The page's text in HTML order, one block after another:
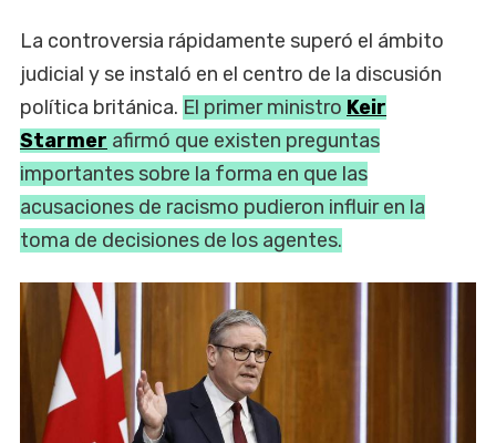
La controversia rápidamente superó el ámbito
judicial y se instaló en el centro de la discusión
política británica. El primer ministro Keir
Starmer afirmó que existen preguntas
importantes sobre la forma en que las
acusaciones de racismo pudieron influir en la
toma de decisiones de los agentes.